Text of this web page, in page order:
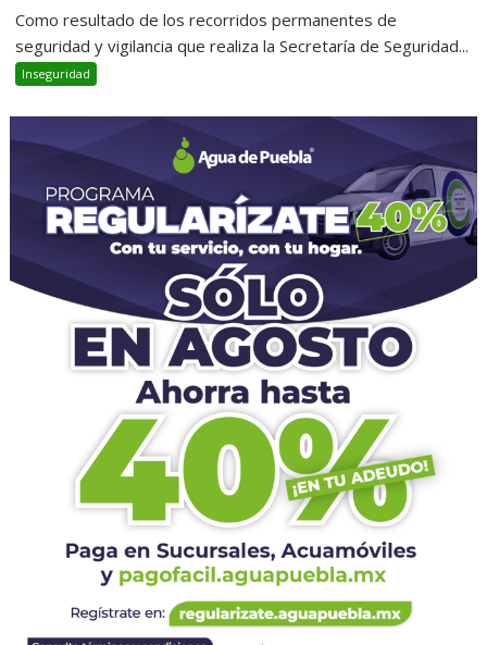
Como resultado de los recorridos permanentes de
seguridad y vigilancia que realiza la Secretaría de Seguridad...
Inseguridad